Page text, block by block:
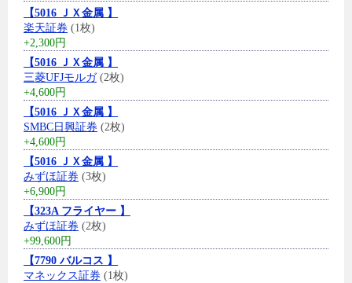
【5016 ＪＸ金属 】
楽天証券 (1枚)
+2,300円
【5016 ＪＸ金属 】
三菱UFJモルガ(2枚)
+4,600円
【5016 ＪＸ金属 】
SMBC日興証券 (2枚)
+4,600円
【5016 ＪＸ金属 】
みずほ証券 (3枚)
+6,900円
【323A フライヤー 】
みずほ証券 (2枚)
+99,600円
【7790 バルコス 】
マネックス証券 (1枚)